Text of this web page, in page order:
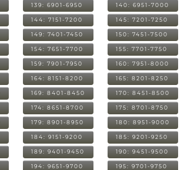
139: 6901-6950 140: 6951-7000
144: 7151-7200 145: 7201-7250
149: 7401-7450 150: 7451-7500
154: 7651-7700 155: 7701-7750
159: 7901-7950 160: 7951-8000
164: 8151-8200 165: 8201-8250
169: 8401-8450 170: 8451-8500
174: 8651-8700 175: 8701-8750
179: 8901-8950 180: 8951-9000
184: 9151-9200 185: 9201-9250
189: 9401-9450 190: 9451-9500
194: 9651-9700 195: 9701-9750